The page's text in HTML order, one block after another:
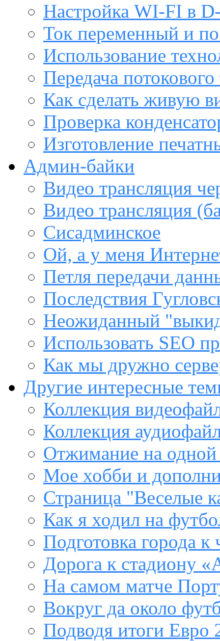
Настройка WI-FI в
Ток переменный и
Использование
Передача
Как сделать живую
Проверка
Изготовление
Админ-байки
Видео трансляция
Видео трансляция
Сисадминское
Ой, а у меня
Петля передачи
Последствия
Неожиданный
Использовать SEO
Как мы дружно
Другие интересные
Коллекция
Коллекция
Отжимание на одной
Мое хобби и
Страница "Веселые
Как я ходил на
Подготовка города к
Дорога к стадиону
На самом матче
Вокруг да около
Подводя итоги Евро